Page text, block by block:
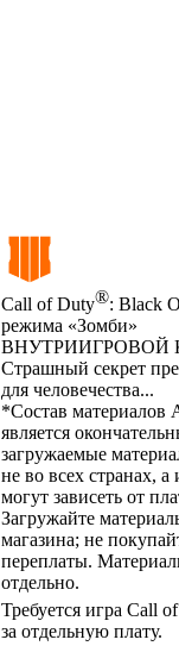
Call of Duty®: Black
режима «Зомби»
ВНУТРИИГРОВОЙ
Product Notification
Страшный секрет
для человечества...
Цена
Available actions
*Состав материалов
является
загружаемые
не во всех странах,
могут зависеть от
Загружайте
магазина; не
переплаты.
отдельно.
Требуется игра Call
за отдельную плату.